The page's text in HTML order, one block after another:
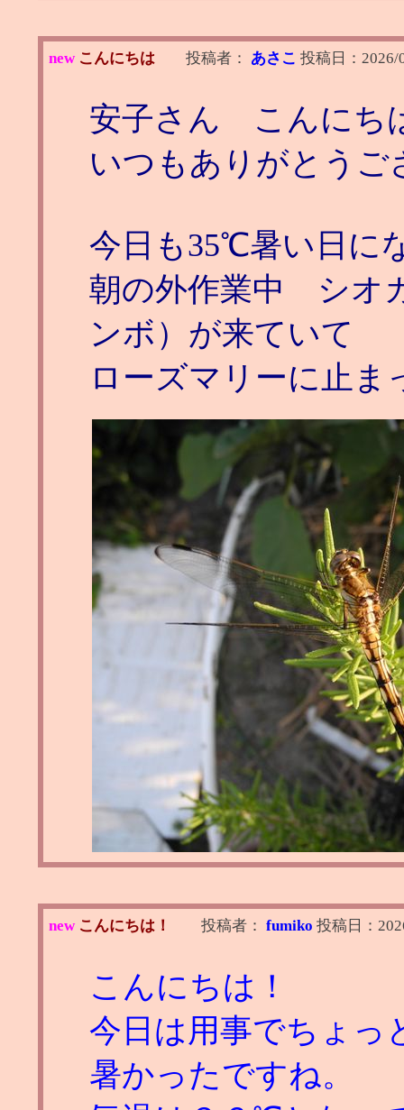
new こんにちは 投稿者： あさこ 投稿日： 2026/
安子さん こんにち
いつもありがとうご
今日も35℃暑い日に
朝の外作業中 シオ
ンボ）が来ていて
ローズマリーに止ま
new こんにちは！ 投稿者： fumiko 投稿日：
こんにちは！
今日は用事でちょっ
暑かったですね。